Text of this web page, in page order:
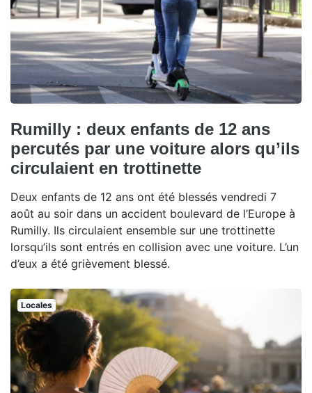
Rumilly : deux enfants de 12 ans
percutés par une voiture alors qu’ils
circulaient en trottinette
Deux enfants de 12 ans ont été blessés vendredi 7
août au soir dans un accident boulevard de l’Europe à
Rumilly. Ils circulaient ensemble sur une trottinette
lorsqu’ils sont entrés en collision avec une voiture. L’un
d’eux a été grièvement blessé.
Locales